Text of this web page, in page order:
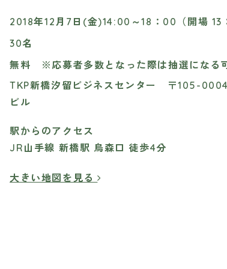
2018年12月7日(金)14:00～18：00（開場 13
30名
無料 ※応募者多数となった際は抽選になる
TKP新橋汐留ビジネスセンター 〒105-
ビル
駅からのアクセス
JR山手線 新橋駅 烏森口 徒歩4分
大きい地図を見る